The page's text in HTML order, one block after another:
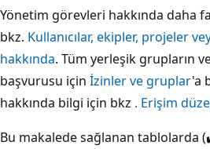
Yönetim görevleri hakkında daha
bkz. Kullanıcılar, ekipler, projeler
hakkında. Tüm yerleşik grupların
başvurusu için İzinler ve gruplar'a
hakkında bilgi için bkz . Erişim
Bu makalede sağlanan tablolarda